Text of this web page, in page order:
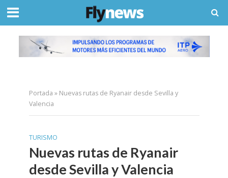
Portada » Nuevas rutas de Ryanair desde Sevilla y
Valencia
TURISMO
Nuevas rutas de Ryanair
desde Sevilla y Valencia